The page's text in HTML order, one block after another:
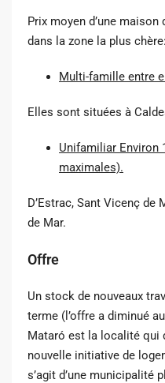
Prix ​​moyen d’une
dans la zone la plus chère:
Multi-famille entre
Elles sont situées à
Unifamiliar Environ
maximales).
D’Estrac, Sant Vicenç de
de Mar.
Offre
Un stock de nouveaux
terme (l’offre a diminué
Mataró est la localité qui
nouvelle initiative de
s’agit d’une municipalité